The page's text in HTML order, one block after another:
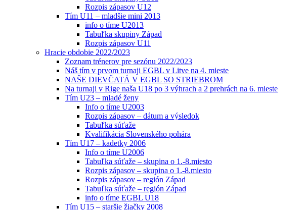
Rozpis zápasov U12
Tím U11 – mladšie mini 2013
info o tíme U2013
Tabuľka skupiny Západ
Rozpis zápasov U11
Hracie obdobie 2022/2023
Zoznam trénerov pre sezónu 2022/2023
Náš tím v prvom turnaji EGBL v Litve na 4. mieste
NAŠE DIEVČATÁ V EGBL SO STRIEBROM
Na turnaji v Rige naša U18 po 3 výhrach a 2 prehrách na 6. mieste
Tím U23 – mladé ženy
Info o tíme U2003
Rozpis zápasov – dátum a výsledok
Tabuľka súťaže
Kvalifikácia Slovenského pohára
Tím U17 – kadetky 2006
Info o tíme U2006
Tabuľka súťaže – skupina o 1.-8.miesto
Rozpis zápasov – skupina o 1.-8.miesto
Rozpis zápasov – región Západ
Tabuľka súťaže – región Západ
info o tíme EGBL U18
Tím U15 – staršie žiačky 2008